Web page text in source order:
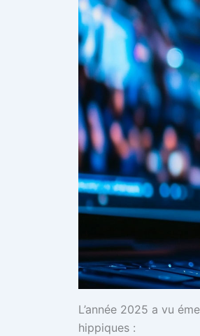
L’année 2025 a vu
hippiques :